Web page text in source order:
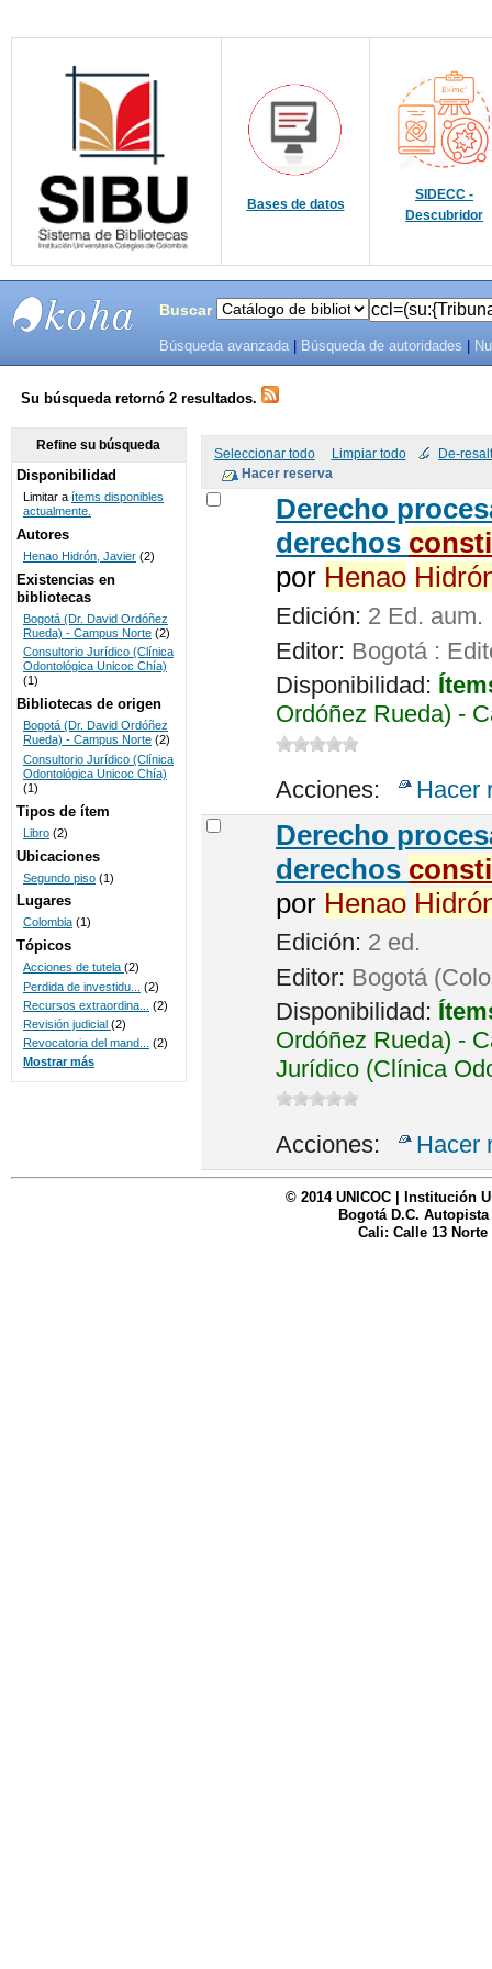
Bases de datos
SIDECC -
Descubridor
SISTEMAS
DE
BIBLIOTECAS
UNICOC
Buscar
Búsqueda avanzada Búsqueda de autoridades
Su búsqueda retornó 2 resultados.
Seleccionar todo Limpiar todo De-
Derecho
derechos
por Henao
Edición: 2 Ed. aum.
Editor: Bogotá :
Disponibilidad:
Ordóñez Rueda) -
Acciones: Hacer
Derecho
derechos
por Henao
Edición: 2 ed.
Editor: Bogotá
Disponibilidad:
Ordóñez Rueda) -
Jurídico (Clínica
Acciones: Hacer
Refine su búsqueda
Disponibilidad
Limitar a ítems disponibles
actualmente.
Autores
Henao Hidrón, Javier (2)
Existencias en
bibliotecas
Bogotá (Dr. David Ordóñez
Rueda) - Campus Norte (2)
Consultorio Jurídico (Clínica
Odontológica Unicoc Chía)
(1)
Bibliotecas de origen
Bogotá (Dr. David Ordóñez
Rueda) - Campus Norte (2)
Consultorio Jurídico (Clínica
Odontológica Unicoc Chía)
(1)
Tipos de ítem
Libro (2)
Ubicaciones
Segundo piso (1)
Lugares
Colombia (1)
Tópicos
Acciones de tutela (2)
Perdida de investidu...
(2)
Recursos extraordina...
(2)
Revisión judicial (2)
Revocatoria del mand...
(2)
Mostrar más
© 2014 UNICOC | Institución
Bogotá D.C. Autopista
Cali: Calle 13 Norte